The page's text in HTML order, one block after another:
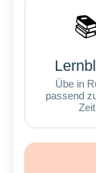
Übe in
passend
Zeit